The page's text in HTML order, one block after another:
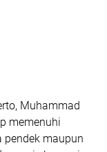
Muhammad
memenuhi
pendek maupun